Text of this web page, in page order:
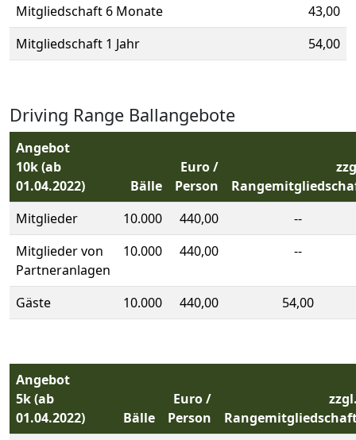
Mitgliedschaft 6 Monate
43,00
Mitgliedschaft 1 Jahr
54,00
Driving Range Ballangebote
Angebot
10k(ab
01.04.2022)
Bälle
Euro /
Person
Mitglieder
10.000 440,00
--
Mitglieder von
Partneranlagen
10.000 440,00 --
Gäste 10.000 440,00 54,00
Angebot
5k(ab
01.04.2022)
Bälle
Euro /
Person